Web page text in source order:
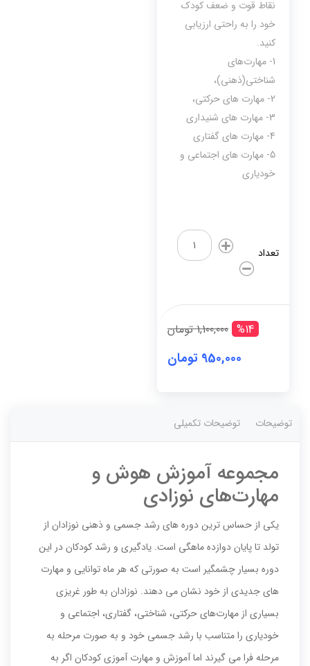
نقاط قوت و ضعف کودک
خود را به راحتی ارزیابی
کنید.
1- مهارت‌های
شناختي(ذهنی)،‌
2- مهارت های حرکتی،
3- مهارت های شنيداری
4- مهارت های گفتاری
5- مهارت های اجتماعی و
خودياری
تعداد
تقویت
هوش
نوزاد
+
فلش
کارت
+
4
عدد
%14 1,100,000 تومان
950,000 تومان
توضیحات توضیحات تکمیلی
مجموعه آموزش هوش و
مهارت‌های نوزادی
یکی از حساس ترین دوره های رشد جسمی و ذهنی نوزادان از
تولد تا پایان دوازده ماهگی است. یادگیری و رشد کودکان در این
دوره بسیار چشمگیر است به صورتی که هر ماه توانایی و مهارت
های جدیدی از خود نشان می دهند. نوزادان به طور غریزی
بسیاری از مهارت‌های حرکتی، شناختی، گفتاری، اجتماعی و
خودیاری را متناسب با رشد جسمی خود و به صورت مرحله به
مرحله فرا می گیرند اما آموزش و مهارت آموزی کودکان اگر به